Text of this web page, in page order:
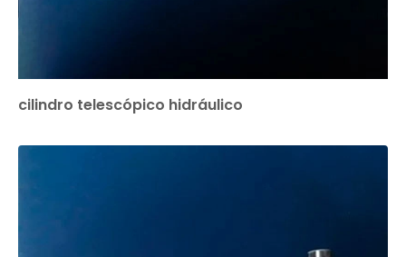
cilindro telescópico hidráulico